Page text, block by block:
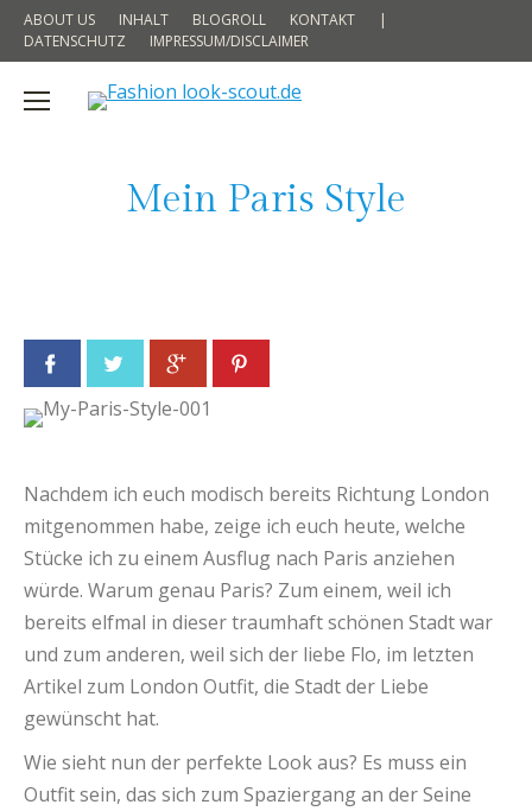
ABOUT US INHALT BLOGROLL KONTAKT
|
DATENSCHUTZ
IMPRESSUM/DISCLAIMER
Mein Paris Style
Facebook Twitter Google+
Nachdem ich euch modisch bereits Richtung London
mitgenommen habe, zeige ich euch heute, welche
Stücke ich zu einem Ausflug nach Paris anziehen
würde. Warum genau Paris? Zum einem, weil ich
bereits elfmal in dieser traumhaft schönen Stadt war
und zum anderen, weil sich der liebe Flo, im letzten
Artikel zum London Outfit, die Stadt der Liebe
gewünscht hat.
Wie sieht nun der perfekte Look aus? Es muss ein
Outfit sein, das sich zum Spaziergang an der Seine